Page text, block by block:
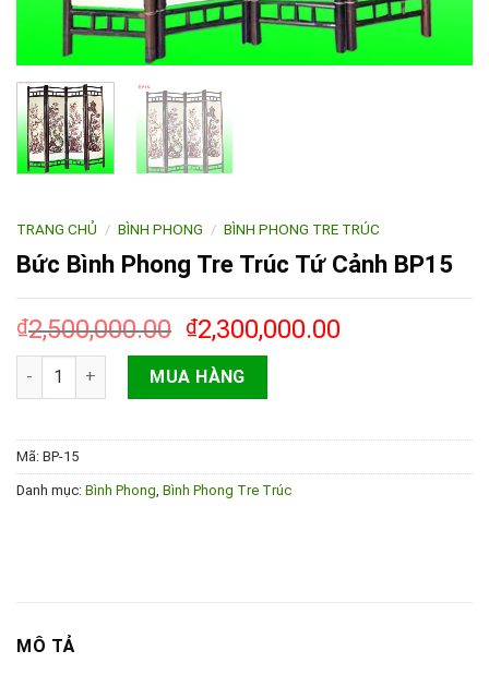
TRANG CHỦ / BÌNH PHONG / BÌNH PHONG TRE TRÚC
Bức Bình Phong Tre Trúc Tứ Cảnh BP15
₫2,500,000.00 ₫2,300,000.00
Số lượng MUA HÀNG
Mã: BP-15
Danh mục: Bình Phong Bình Phong Tre Trúc
MÔ TẢ